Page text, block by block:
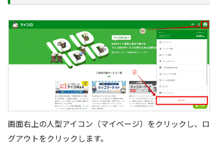
画面右上の人型アイコン（マイページ）をクリックし、ロ
グアウトをクリックします。